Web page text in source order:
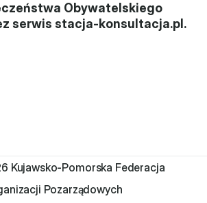
Obywatelskiego
serwis stacja-konsultacja.pl.
Kujawsko-Pomorska Federacja
Pozarządowych